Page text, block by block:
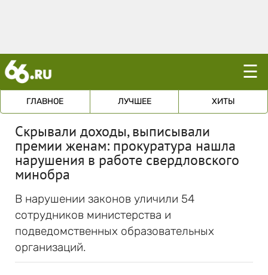
☰
ГЛАВНОЕ ЛУЧШЕЕ ХИТЫ
Скрывали доходы, выписывали
премии женам: прокуратура нашла
нарушения в работе свердловского
минобра
В нарушении законов уличили 54
сотрудников министерства и
подведомственных образовательных
организаций.